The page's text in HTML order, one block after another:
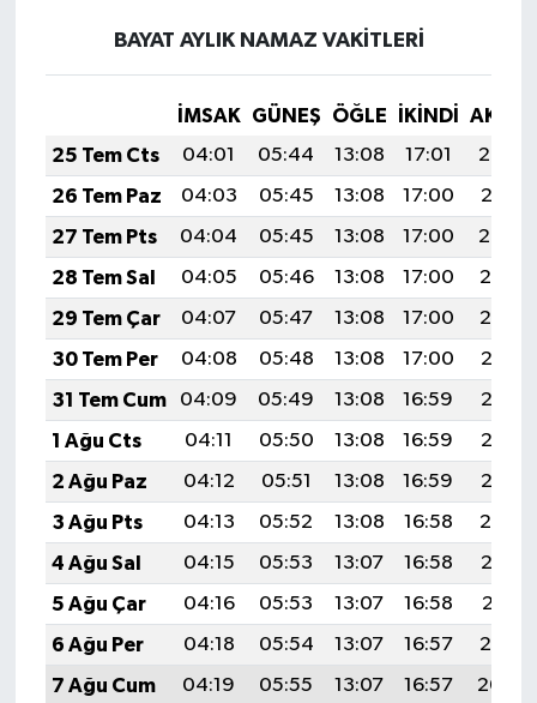
BAYAT AYLIK NAMAZ VAKITLERI
İMSAK GÜNEŞ ÖĞLE İKINDI
25 Tem Cts
04:01 05:44 13:08 17:01
20:22
26 Tem Paz
04:03 05:45 13:08 17:00
20:21
27 Tem Pts
04:04 05:45 13:08 17:00
20:20
28 Tem Sal
04:05 05:46 13:08 17:00
20:19
29 Tem Çar
04:07 05:47 13:08 17:00
20:19
30 Tem Per
04:08 05:48 13:08 17:00
20:18
31 Tem Cum
04:09 05:49 13:08 16:59
20:17
1 Ağu Cts
04:11 05:50 13:08 16:59
20:16
2 Ağu Paz
04:12 05:51 13:08 16:59
20:15
3 Ağu Pts
04:13 05:52 13:08 16:58
20:14
4 Ağu Sal
04:15 05:53 13:07 16:58
20:13
5 Ağu Çar
04:16 05:53 13:07 16:58
20:11
6 Ağu Per
04:18 05:54 13:07 16:57
20:10
7 Ağu Cum
04:19 05:55 13:07 16:57 20:09